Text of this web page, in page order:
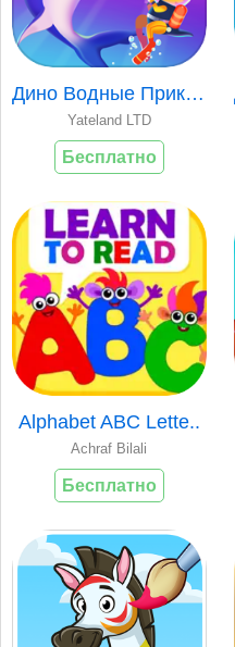
Дино Водные Приклю..
Yateland LTD
Бесплатно
Alphabet ABC Lette..
Achraf Bilali
Бесплатно